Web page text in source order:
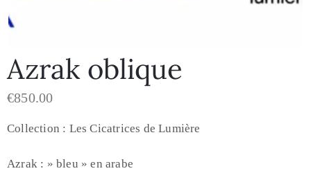
Azrak oblique
€850.00
Collection : Les Cicatrices de Lumière
Azrak : » bleu » en arabe